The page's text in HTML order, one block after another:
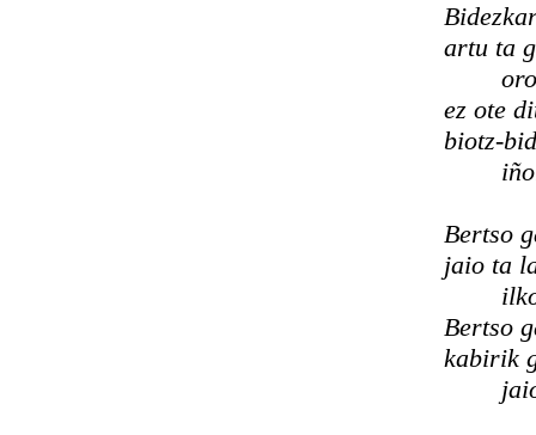
artu ta
ez ote
biotz-
Bertso
jaio ta
Bertso
kabirik